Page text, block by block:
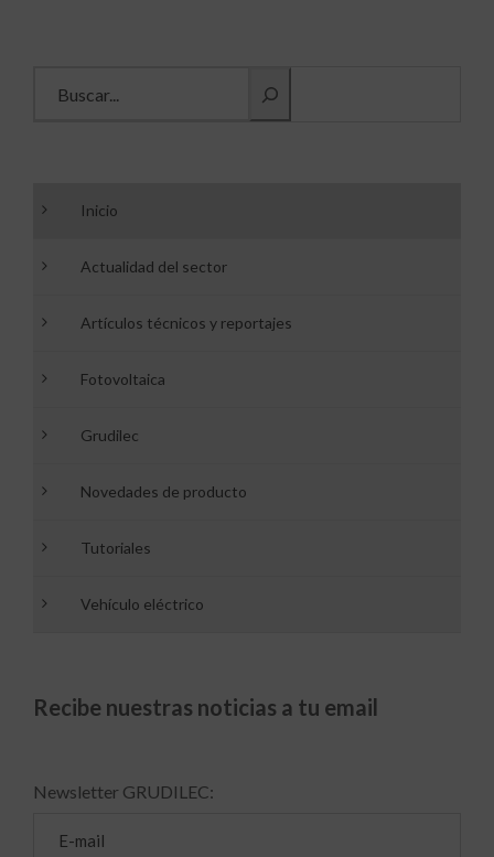
Inicio
Actualidad del sector
Artículos técnicos y reportajes
Fotovoltaica
Grudilec
Novedades de producto
Tutoriales
Vehículo eléctrico
Recibe nuestras noticias a tu email
Newsletter GRUDILEC: